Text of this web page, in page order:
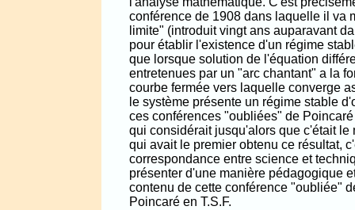
conférence de 1908 dans laquelle il va
limite" (introduit vingt ans auparavant
pour établir l'existence d'un régime
que lorsque solution de l'équation
entretenues par un "arc chantant" a la
courbe fermée vers laquelle converge
le système présente un régime stable
ces conférences "oubliées" de
qui considérait jusqu'alors que c'était
qui avait le premier obtenu ce résultat,
correspondance entre science et
présenter d'une manière pédagogique
contenu de cette conférence "oubliée"
Poincaré en T.S.F.